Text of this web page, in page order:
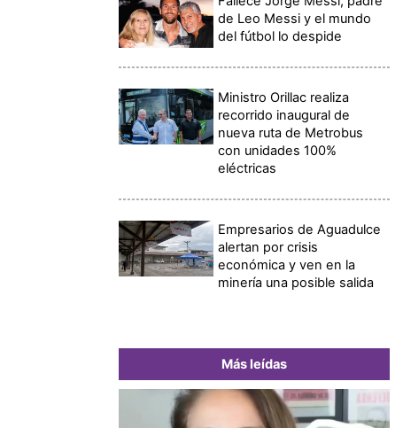
de Leo Messi y el mundo
del fútbol lo despide
Ministro Orillac realiza
recorrido inaugural de
nueva ruta de Metrobus
con unidades 100%
eléctricas
Empresarios de Aguadulce
alertan por crisis
económica y ven en la
minería una posible salida
Más leídas